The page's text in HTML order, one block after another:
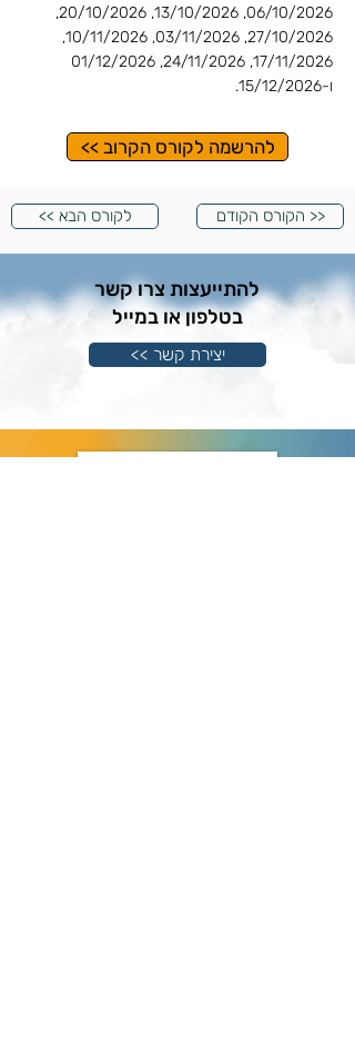
06/10/2026, 13/10/2026, 20/10/2026,
27/10/2026, 03/11/2026, 10/11/2026,
17/11/2026, 24/11/2026, 01/12/2026
ו-15/12/2026.
להרשמה לקורס הקרוב >>
<< לקורס הבא הקורס הקודם >>
להתייעצות צרו קשר
בטלפון או במייל
יצירת קשר >>